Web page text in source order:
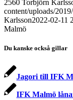
2560 Torbjörn
content/uploads/
Karlsson2022-02-11
Malmö
Du kanske också gillar
Jagori till IFK
IFK Malmö